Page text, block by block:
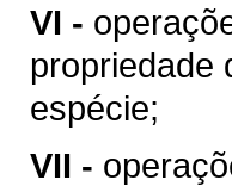
VI -
propriedade
espécie;
VII -